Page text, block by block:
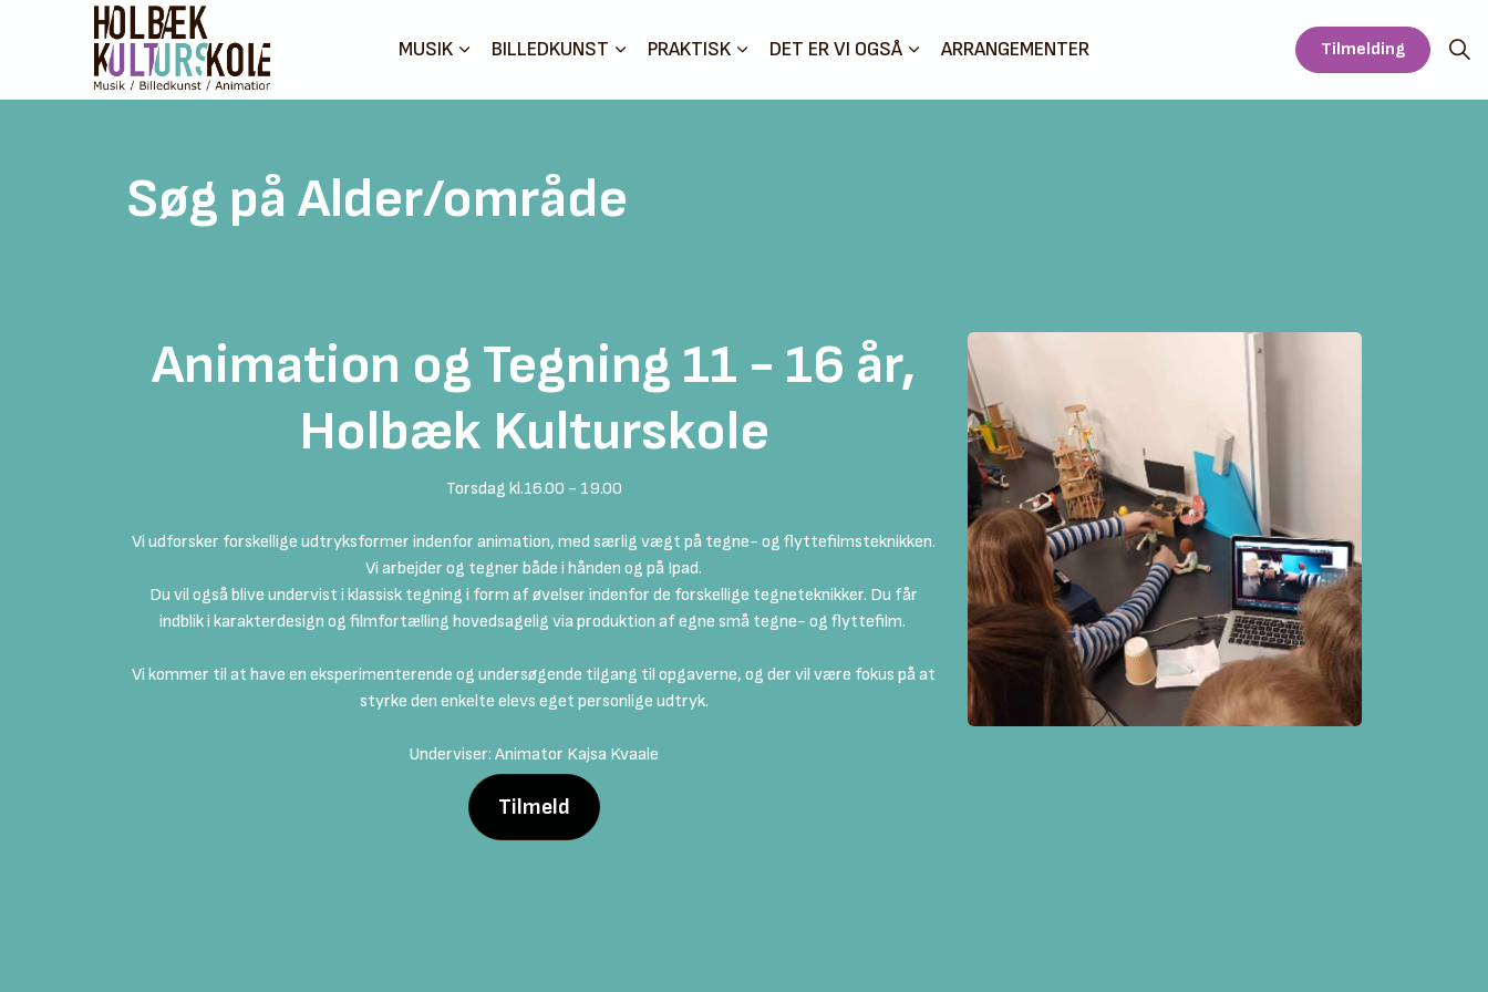
MUSIK BILLEDKUNST PRAKTISK DET ER VI OGSÅ ARRANGEMENTER Tilmelding
Søg på Alder/område
Animation og Tegning 11 - 16 år,
Holbæk Kulturskole
Torsdag kl.16.00 - 19.00
Vi udforsker forskellige udtryksformer indenfor animation, med særlig vægt på tegne- og flyttefilmsteknikken.
Vi arbejder og tegner både i hånden og på Ipad.
Du vil også blive undervist i klassisk tegning i form af øvelser indenfor de forskellige tegneteknikker. Du får
indblik i karakterdesign og filmfortælling hovedsagelig via produktion af egne små tegne- og flyttefilm.
Vi kommer til at have en eksperimenterende og undersøgende tilgang til opgaverne, og der vil være fokus på at
styrke den enkelte elevs eget personlige udtryk.
Underviser: Animator Kajsa Kvaale
Tilmeld